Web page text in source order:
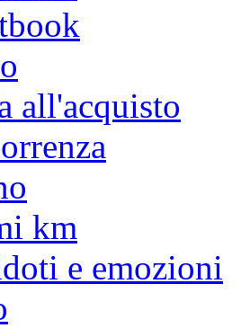
all'acquisto
km
e emozioni